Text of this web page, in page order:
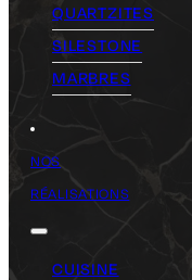
QUARTZITES
SILESTONE
MARBRES
NOS
RÉALISATIONS
CUISINE